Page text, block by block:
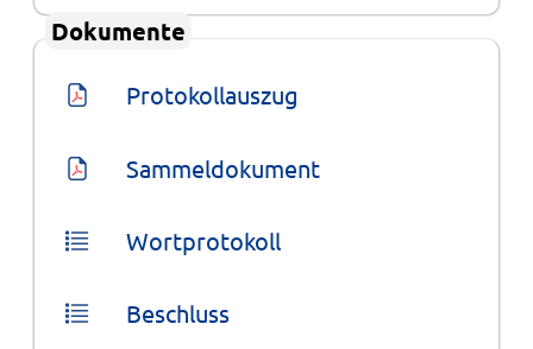
Dokumente
Protokollauszug
Sammeldokument
Wortprotokoll
Beschluss